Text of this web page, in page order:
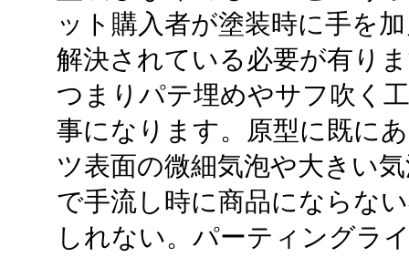
ット購入者が塗装時に手を
解決されている必要が有り
つまりパテ埋めやサフ吹く
事になります。原型に既に
ツ表面の微細気泡や大きい
で手流し時に商品にならな
しれない。パーティングラ